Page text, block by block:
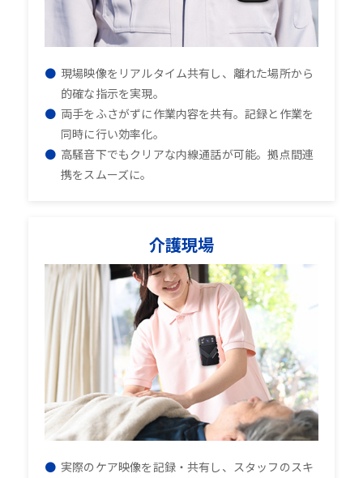
現場映像をリアルタイム共有し、離れた場所から
的確な指示を実現。
両手をふさがずに作業内容を共有。記録と作業を
同時に行い効率化。
高騒音下でもクリアな内線通話が可能。拠点間連
携をスムーズに。
介護現場
実際のケア映像を記録・共有し、スタッフのスキ